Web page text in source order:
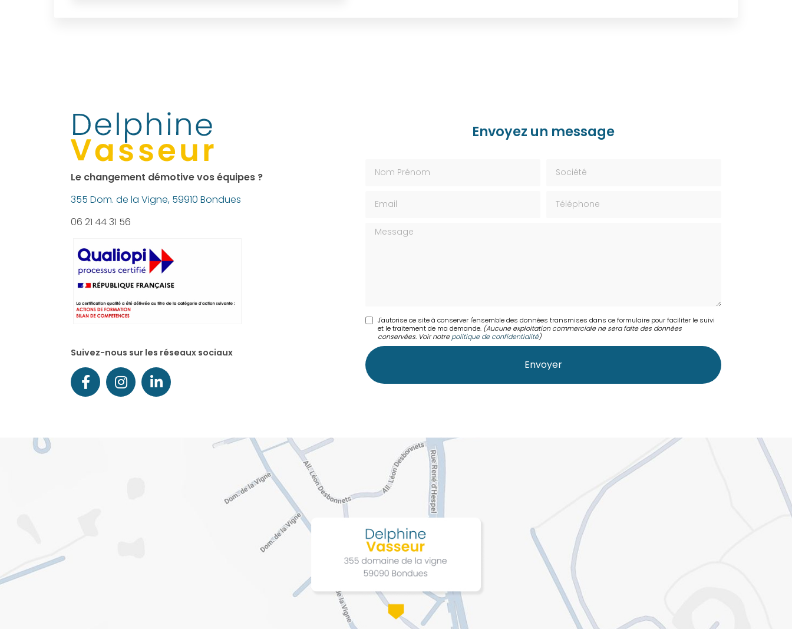
Le changement démotive vos équipes ?
355 Dom. de la Vigne, 59910 Bondues
06 21 44 31 56
Suivez-nous sur les réseaux sociaux
Envoyez un message
Message
J'autorise ce site à conserver l'ensemble des données transmises dans ce formulaire pour faciliter le suivi
et le traitement de ma demande. (Aucune exploitation commerciale ne sera faite des données
conservées. Voir notrepolitique de confidentialité)